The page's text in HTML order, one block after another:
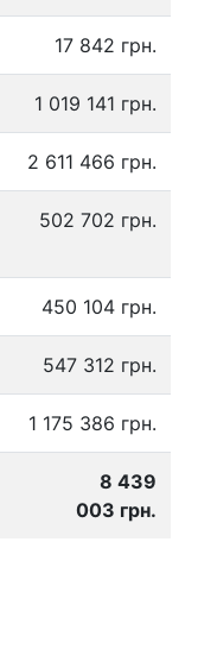
17 842 грн.
1 019 141 грн.
2 611 466 грн.
502 702 грн.
450 104 грн.
547 312 грн.
1 175 386 грн.
8 439
003 грн.